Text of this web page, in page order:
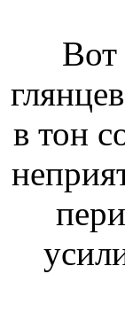
Вот
в тон